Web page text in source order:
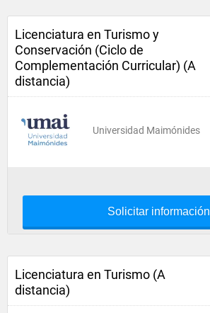
Licenciatura en Turismo y
Conservación (Ciclo de
Complementación Curricular) (A
distancia)
Universidad Maimónides
Solicitar información
Licenciatura en Turismo (A
distancia)